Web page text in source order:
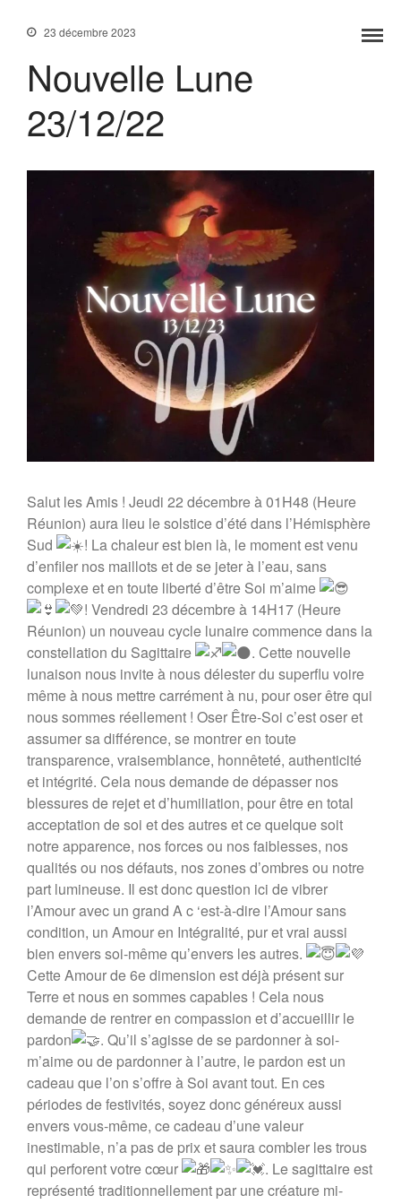
Tarifs
Blog
Contact
23 décembre 2023
Nouvelle Lune
23/12/22
Salut les Amis ! Jeudi 22 décembre à 01H48 (Heure
Réunion) aura lieu le solstice d’été dans l’Hémisphère
Sud
! La chaleur est bien là, le moment est venu
d’enfiler nos maillots et de se jeter à l’eau, sans
complexe et en toute liberté d’être Soi m’aime
! Vendredi 23 décembre à 14H17 (Heure
Réunion) un nouveau cycle lunaire commence dans la
constellation du Sagittaire
. Cette nouvelle
lunaison nous invite à nous délester du superflu voire
même à nous mettre carrément à nu, pour oser être qui
nous sommes réellement ! Oser Être-Soi c’est oser et
assumer sa différence, se montrer en toute
transparence, vraisemblance, honnêteté, authenticité
et intégrité. Cela nous demande de dépasser nos
blessures de rejet et d’humiliation, pour être en total
acceptation de soi et des autres et ce quelque soit
notre apparence, nos forces ou nos faiblesses, nos
qualités ou nos défauts, nos zones d’ombres ou notre
part lumineuse. Il est donc question ici de vibrer
l’Amour avec un grand A c ‘est-à-dire l’Amour sans
condition, un Amour en Intégralité, pur et vrai aussi
bien envers soi-même qu’envers les autres.
Cette Amour de 6e dimension est déjà présent sur
Terre et nous en sommes capables ! Cela nous
demande de rentrer en compassion et d’accueillir le
pardon
. Qu’il s’agisse de se pardonner à soi-
m’aime ou de pardonner à l’autre, le pardon est un
cadeau que l’on s’offre à Soi avant tout. En ces
périodes de festivités, soyez donc généreux aussi
envers vous-même, ce cadeau d’une valeur
inestimable, n’a pas de prix et saura combler les trous
qui perforent votre cœur
. Le sagittaire est
représenté traditionnellement par une créature mi-